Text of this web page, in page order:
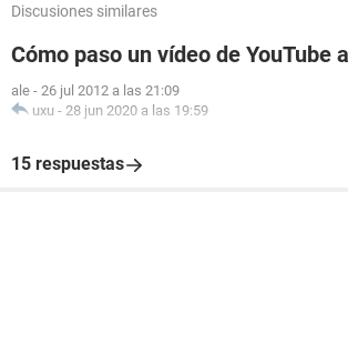
Discusiones similares
Cómo paso un vídeo de YouTube
ale - 26 jul 2012 a las 21:09
uxu - 28 jun 2020 a las 19:59
15 respuestas